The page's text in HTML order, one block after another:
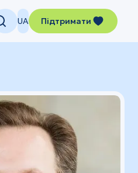
UA Підтримати